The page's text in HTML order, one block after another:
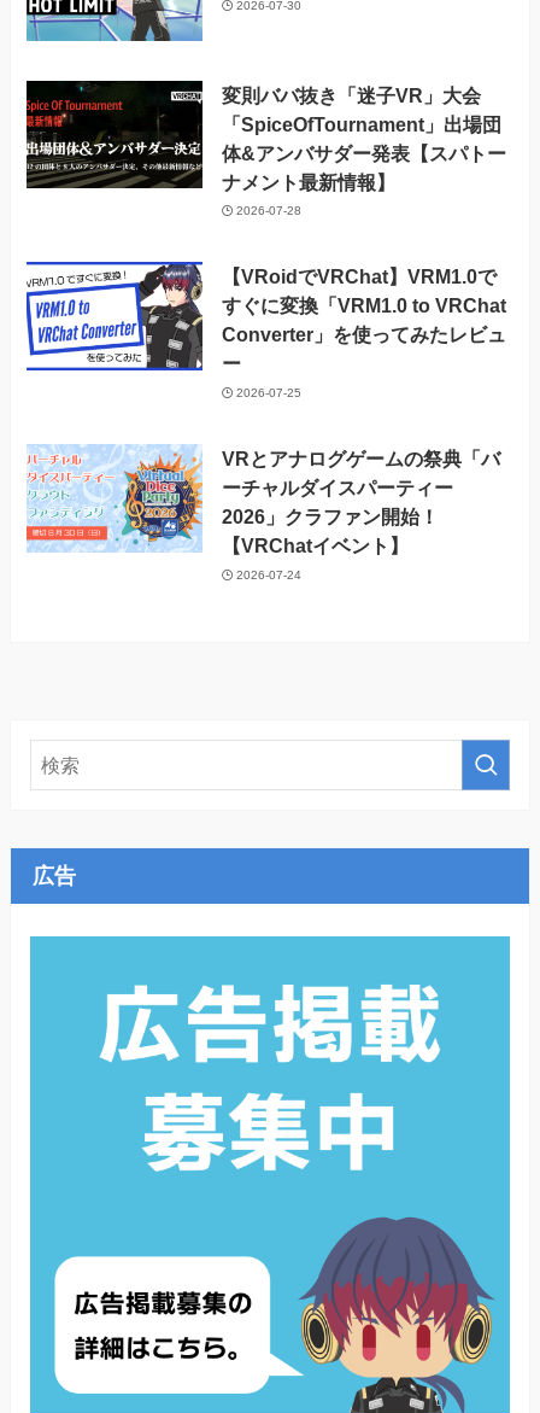
2026-07-30
変則ババ抜き「迷子VR」大会
「SpiceOfTournament」出場団
体&アンバサダー発表【スパトー
ナメント最新情報】
2026-07-28
【VRoidでVRChat】VRM1.0で
すぐに変換「VRM1.0 to VRChat
Converter」を使ってみたレビュ
ー
2026-07-25
VRとアナログゲームの祭典「バ
ーチャルダイスパーティー
2026」クラファン開始！
【VRChatイベント】
2026-07-24
広告